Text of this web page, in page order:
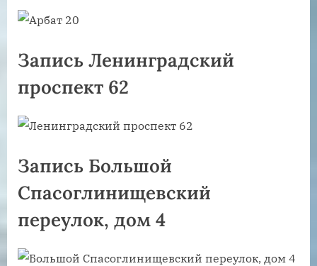
Запись Ленинградский
проспект 62
Запись Большой
Спасоглинищевский
переулок, дом 4